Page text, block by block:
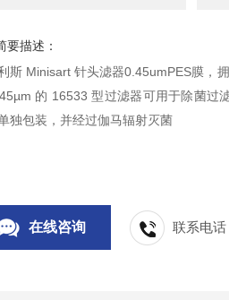
要描述：
斯 Minisart 针头滤器0.45umPES膜，
的 16533 型过滤器可用于除菌过
独包装，并经过伽马辐射灭菌
在线咨询 联系电话